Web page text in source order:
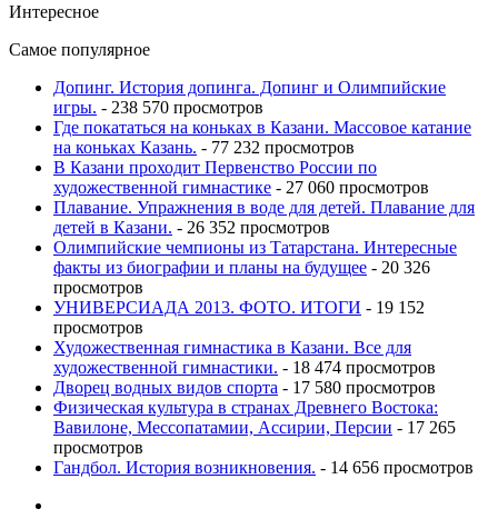
Интересное
Самое популярное
Допинг. История допинга. Допинг и Олимпийские
игры. - 238 570 просмотров
Где покататься на коньках в Казани. Массовое катание
на коньках Казань. - 77 232 просмотров
В Казани проходит Первенство России по
художественной гимнастике - 27 060 просмотров
Плавание. Упражнения в воде для детей. Плавание для
детей в Казани. - 26 352 просмотров
Олимпийские чемпионы из Татарстана. Интересные
факты из биографии и планы на будущее - 20 326
просмотров
УНИВЕРСИАДА 2013. ФОТО. ИТОГИ - 19 152
просмотров
Художественная гимнастика в Казани. Все для
художественной гимнастики. - 18 474 просмотров
Дворец водных видов спорта - 17 580 просмотров
Физическая культура в странах Древнего Востока:
Вавилоне, Мессопатамии, Ассирии, Персии - 17 265
просмотров
Гандбол. История возникновения. - 14 656 просмотров